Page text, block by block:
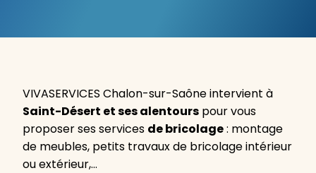
VIVASERVICES Chalon-sur-Saône intervient à
Saint-Désert et ses alentours pour vous
proposer ses services de bricolage: montage
de meubles, petits travaux de bricolage intérieur
ou extérieur,…